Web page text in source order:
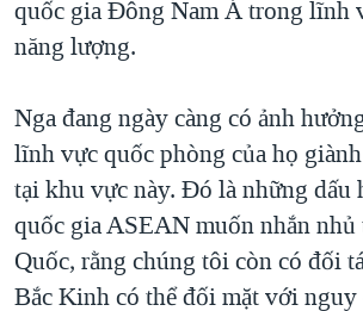
quốc gia Đông Nam Á trong lĩnh
năng lượng.
Nga đang ngày càng có ảnh
lĩnh vực quốc phòng của họ
tại khu vực này. Đó là những dấu
quốc gia ASEAN muốn nhắn
Quốc, rằng chúng tôi còn có đối
Bắc Kinh có thể đối mặt với nguy